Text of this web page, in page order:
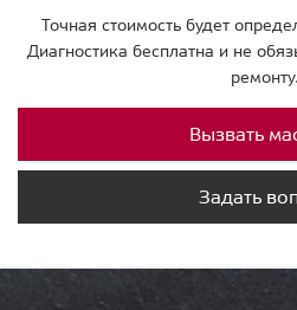
Точная стоимость будет
Диагностика бесплатна и не
ремонту.
Вызвать
Задать